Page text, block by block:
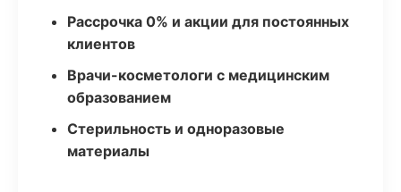
Рассрочка 0% и акции для постоянных
клиентов
Врачи-косметологи с медицинским
образованием
Стерильность и одноразовые
материалы